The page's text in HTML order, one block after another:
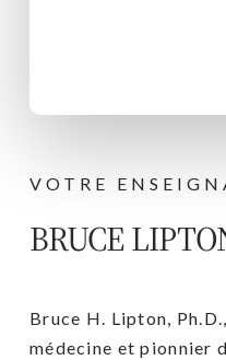
VOTRE
BRUCE
Bruce H. Lipton,
médecine et pionnier